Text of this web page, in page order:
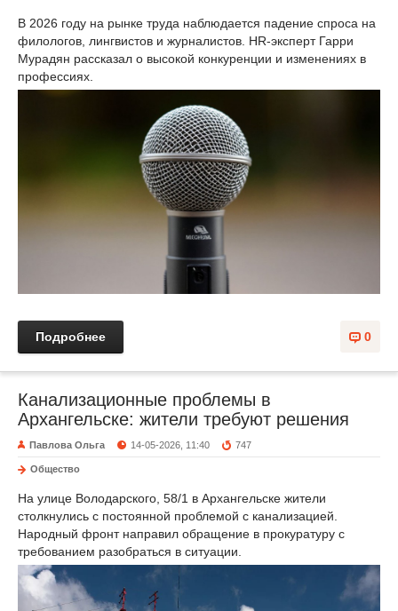
В 2026 году на рынке труда наблюдается падение спроса на
филологов, лингвистов и журналистов. HR-эксперт Гарри
Мурадян рассказал о высокой конкуренции и изменениях в
профессиях.
0
Подробнее
Канализационные проблемы в
Архангельске: жители требуют решения
Павлова Ольга 14-05-2026, 11:40 747
Общество
На улице Володарского, 58/1 в Архангельске жители
столкнулись с постоянной проблемой с канализацией.
Народный фронт направил обращение в прокуратуру с
требованием разобраться в ситуации.